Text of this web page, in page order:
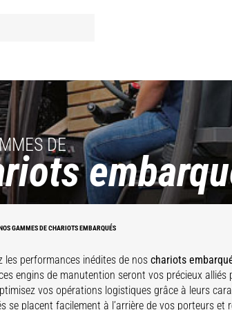
DE
GAMMES DE CHARIOTS EMBARQUÉS
les performances inédites de nos chariots
engins de manutention seront vos précieux alliés
vos opérations logistiques grâce à leurs
se placent facilement à l’arrière de vos porteurs et
TMT
Chariots